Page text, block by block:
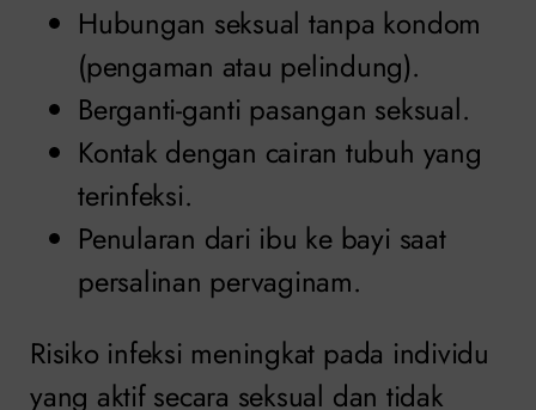
Hubungan seksual tanpa kondom
(pengaman atau pelindung).
Berganti-ganti pasangan seksual.
Kontak dengan cairan tubuh yang
terinfeksi.
Penularan dari ibu ke bayi saat
persalinan pervaginam.
Risiko infeksi meningkat pada individu
yang aktif secara seksual dan tidak